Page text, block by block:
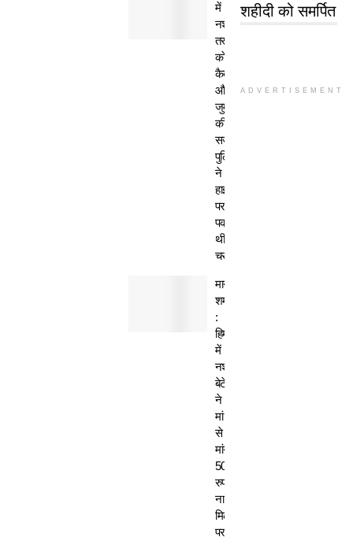
में
नशा
तस्कर
काे
कैद
और
जुर्माने
की
सजा,
पुलिस
ने
हाईवे
पर
पकड़ी
थी
चरस
मानवता
शर्मसार
:
हिमाचल
में
नशेड़ी
बेटे
ने
मां
से
मांगे
50
रुपए-
ना
मिलने
पर
शहीदी को समर्पित
ADVERTISEMENT